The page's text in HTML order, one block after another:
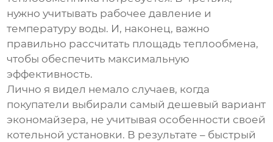
нужно учитывать рабочее давление и
температуру воды. И, наконец, важно
правильно рассчитать площадь теплообмена,
чтобы обеспечить максимальную
эффективность.
Лично я видел немало случаев, когда
покупатели выбирали самый дешевый вариант
экономайзера, не учитывая особенности своей
котельной установки. В результате – быстрый